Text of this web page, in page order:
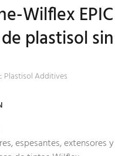
Wilflex
plastisol
Plastisol Additives
espesantes,